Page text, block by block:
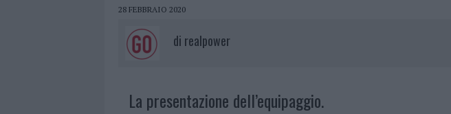
28 FEBBRAIO 2020
di realpower
La presentazione dell’equipaggio.